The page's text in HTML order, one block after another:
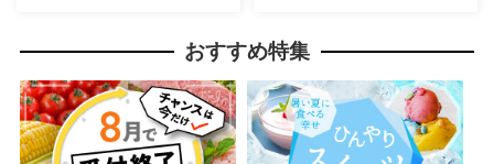
おすすめ特集